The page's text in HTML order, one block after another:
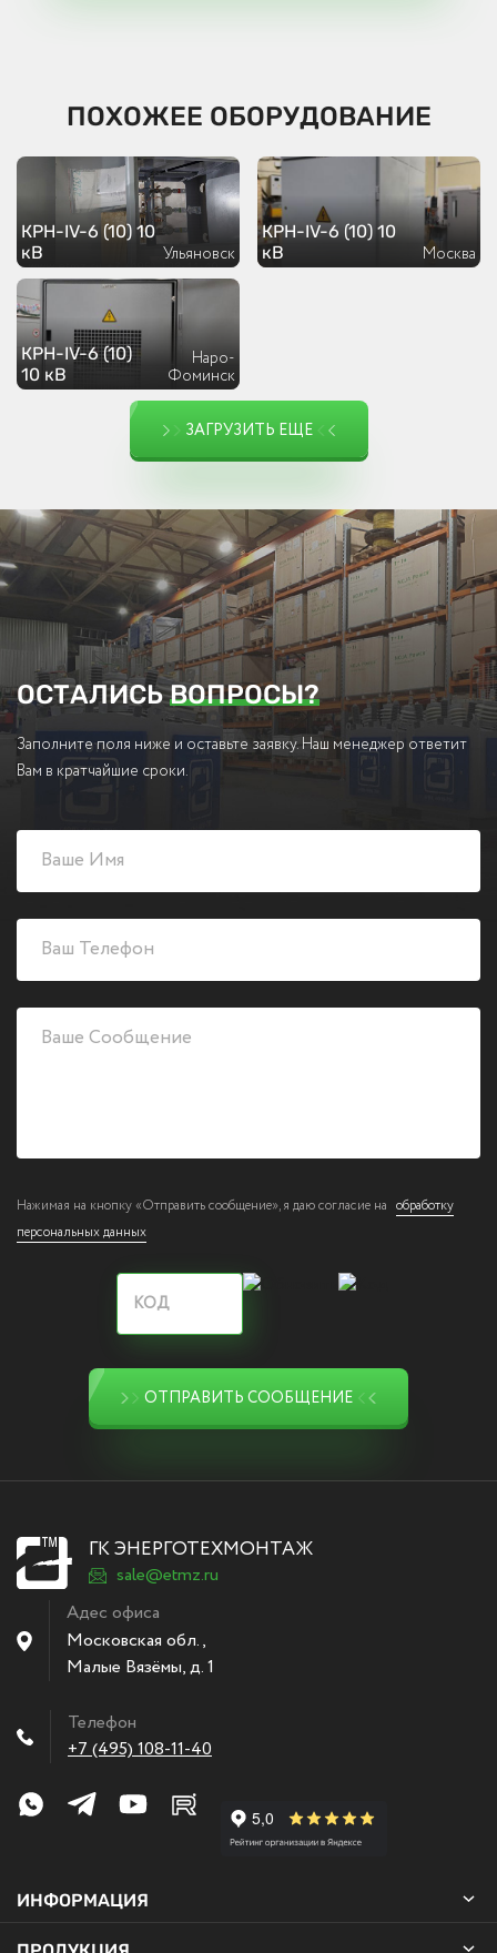
ПОХОЖЕЕ ОБОРУДОВАНИЕ
КРН-IV-6 (10) 10
кВ
Ульяновск
КРН-IV-6 (10) 10
кВ
Москва
КРН-IV-6 (10)
10 кВ
Наро-
Фоминск
ЗАГРУЗИТЬ ЕЩЕ
ОСТАЛИСЬВОПРОСЫ?
Заполните поля ниже и оставьте заявку. Наш менеджер ответит
Вам в кратчайшие сроки.
Нажимая на кнопку «Отправить сообщение», я даю согласие на обработку
персональных данных
ОТПРАВИТЬ СООБЩЕНИЕ
ГК ЭНЕРГОТЕХМОНТАЖ
sale@etmz.ru
Адес офиса
Московская обл.,
Малые Вязёмы,д. 1
Телефон
+7 (495) 108-11-40
ИНФОРМАЦИЯ